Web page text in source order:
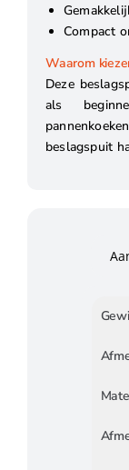
Compact
Waarom
Deze
als
beslagspuit